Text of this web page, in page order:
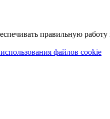
правильную работу
файлов cookie